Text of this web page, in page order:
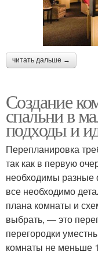
читать дальше →
Создание
спальни в
подходы и
Перепланировка
так как в первую
необходимы
все необходимо
плана комнаты и
выбрать, — это
перегородки
комнаты не меньше